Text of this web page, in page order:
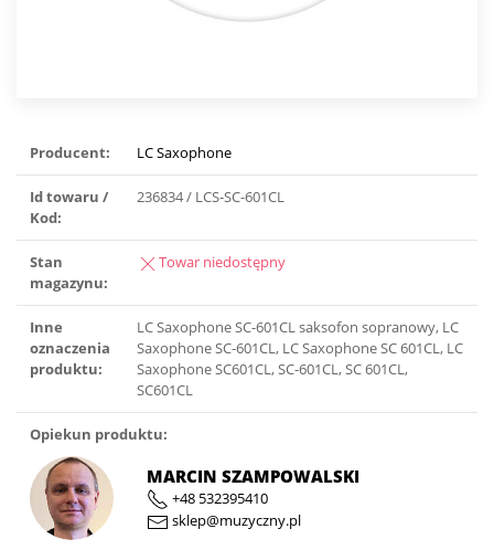
Producent: LC Saxophone
Id towaru /
Kod:
236834 / LCS-SC-601CL
Stan
magazynu:
Towar niedostępny
Inne
oznaczenia
produktu:
LC Saxophone SC-601CL saksofon sopranowy, LC
Saxophone SC-601CL, LC Saxophone SC 601CL, LC
Saxophone SC601CL, SC-601CL, SC 601CL,
SC601CL
Opiekun produktu:
MARCIN SZAMPOWALSKI
+48 532395410
sklep@muzyczny.pl